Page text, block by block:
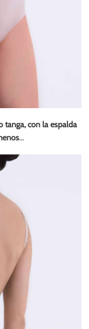
tanga, con la espalda
…